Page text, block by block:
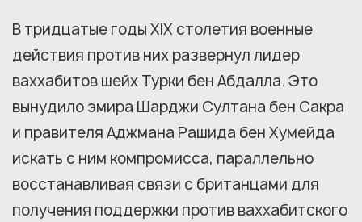
В тридцатые годы XIX столетия военные
действия против них развернул лидер
ваххабитов шейх Турки бен Абдалла. Это
вынудило эмира Шарджи Султана бен Сакра
и правителя Аджмана Рашида бен Хумейда
искать с ним компромисса, параллельно
восстанавливая связи с британцами для
получения поддержки против ваххабитского